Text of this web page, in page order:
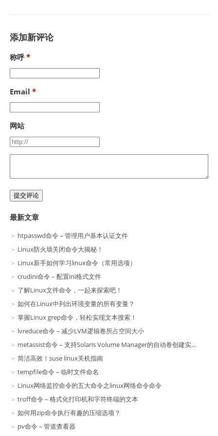
添加新评论
称呼
Email
网站
提交评论
最新文章
htpasswd命令 – 管理用户基本认证文件
Linux防火墙关闭命令大揭秘！
Linux新手如何学习linux命令（常用选项）
crudini命令 – 配置ini格式文件
了解Linux文件命令，一起来探索吧！
如何在Linux中列出环境变量的所有变量？
掌握Linux grep命令，轻松实现文本搜索！
lvreduce命令 – 减少LVM逻辑卷所占空间大小
metassist命令 – 支持Solaris Volume Manager的自动卷创建实用程序
简洁高效！suse linux关机指南
tempfile命令 – 临时文件命名
Linux网络监控命令的五大命令之linux网络命令命令
troff命令 – 格式化打印机和字符终端的文本
如何用zip命令执行有趣的压缩选项？
pv命令 – 管道查看器